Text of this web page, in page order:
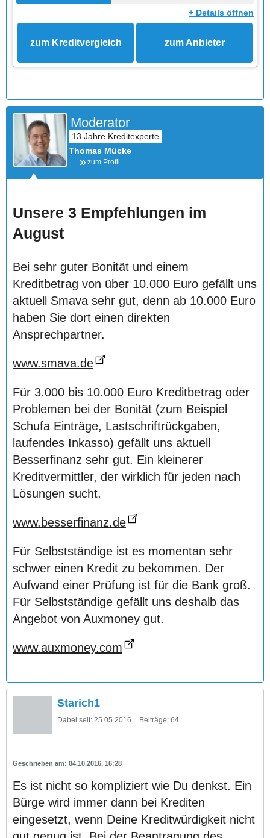
+ Details öffnen
zum Kreditvergleich zum Anbieter
Moderator
Thomas Mücke
zum Profil
Unsere 3 Empfehlungen im
August
Bei sehr guter Bonität und einem
Kreditbetrag von über 10.000 Euro gefällt uns
aktuell Smava sehr gut, denn ab 10.000 Euro
haben Sie dort einen direkten
Ansprechpartner.
www.smava.de
Für 3.000 bis 10.000 Euro Kreditbetrag oder
Problemen bei der Bonität (zum Beispiel
Schufa Einträge, Lastschriftrückgaben,
laufendes Inkasso) gefällt uns aktuell
Besserfinanz sehr gut. Ein kleinerer
Kreditvermittler, der wirklich für jeden nach
Lösungen sucht.
www.besserfinanz.de
Für Selbstständige ist es momentan sehr
schwer einen Kredit zu bekommen. Der
Aufwand einer Prüfung ist für die Bank groß.
Für Selbstständige gefällt uns deshalb das
Angebot von Auxmoney gut.
www.auxmoney.com
Starich1
Dabei seit: 25.05.2016 Beiträge: 64
04.10.2016, 16:28
Es ist nicht so kompliziert wie Du denkst. Ein
Bürge wird immer dann bei Krediten
eingesetzt, wenn Deine Kreditwürdigkeit nicht